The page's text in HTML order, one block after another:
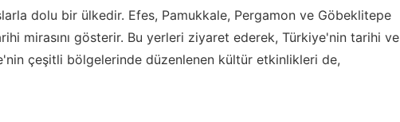
dolu bir ülkedir. Efes, Pamukkale, Pergamon ve Göbeklitepe
mirasını gösterir. Bu yerleri ziyaret ederek, Türkiye'nin tarihi ve
çeşitli bölgelerinde düzenlenen kültür etkinlikleri de,